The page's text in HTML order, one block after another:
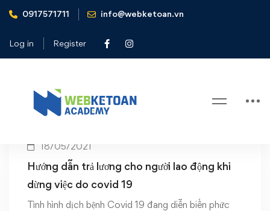
0917571711 info@webketoan.vn
Log in Register
Home tính lương
Tag: tính lương
18/05/2021
Hướng dẫn trả lương cho người lao động khi
dừng việc do covid 19
Tình hình dịch bệnh Covid 19 đang diễn biến phức